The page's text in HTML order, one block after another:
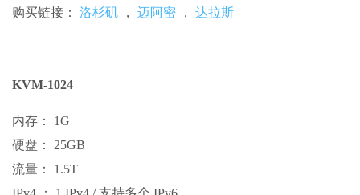
购买链接： 洛杉矶 ， 迈阿密 ， 达拉斯
KVM-1024
内存： 1G
硬盘： 25GB
流量： 1.5T